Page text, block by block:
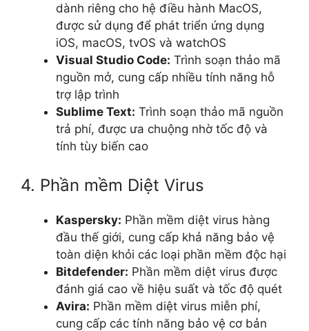
dành riêng cho hệ điều hành MacOS,
được sử dụng để phát triển ứng dụng
iOS, macOS, tvOS và watchOS
Visual Studio Code: Trình soạn thảo mã
nguồn mở, cung cấp nhiều tính năng hỗ
trợ lập trình
Sublime Text: Trình soạn thảo mã nguồn
trả phí, được ưa chuộng nhờ tốc độ và
tính tùy biến cao
4. Phần mềm Diệt Virus
Kaspersky: Phần mềm diệt virus hàng
đầu thế giới, cung cấp khả năng bảo vệ
toàn diện khỏi các loại phần mềm độc hại
Bitdefender: Phần mềm diệt virus được
đánh giá cao về hiệu suất và tốc độ quét
Avira: Phần mềm diệt virus miễn phí,
cung cấp các tính năng bảo vệ cơ bản